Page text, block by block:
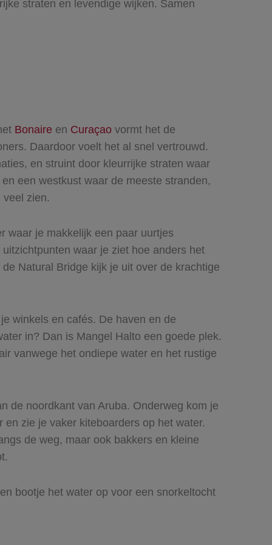
straten en levendige wijken. Samen
Bonaire en Curaçao vormt het de
Daardoor voelt het al snel vertrouwd.
en struint door kleurrijke straten waar
een westkust waar de meeste stranden,
zien.
waar je makkelijk een paar uurtjes
waar je ziet hoe anders het
Natural Bridge kijk je uit over de krachtige
winkels en cafés. De haven en de
in? Dan is Mangel Halto een goede plek.
vanwege het ondiepe water en het rustige
de noordkant van Aruba. Onderweg kom je
zie je vaker kiteboarders op het water.
de weg, maar ook bakkers en kleine
bootje het water op voor een snorkeltocht